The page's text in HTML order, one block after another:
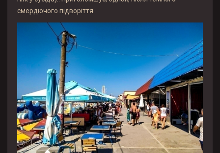
смердючого підворіття.